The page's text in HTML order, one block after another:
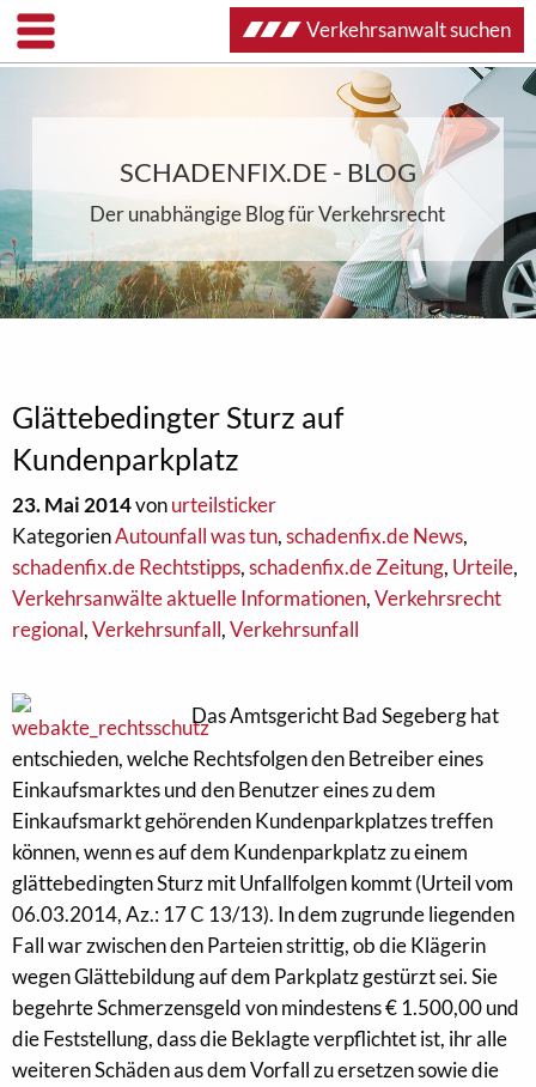
SCHADENFIX.DE - BLOG
Der unabhängige Blog für Verkehrsrecht
Glättebedingter Sturz auf
Kundenparkplatz
23. Mai 2014vonurteilsticker
KategorienAutounfall was tun,schadenfix.de News,
schadenfix.de Rechtstipps,schadenfix.de Zeitung, Urteile,
Verkehrsanwälte aktuelle Informationen,Verkehrsrecht
regional,Verkehrsunfall,Verkehrsunfall
Das Amtsgericht Bad Segeberg hat
entschieden, welche Rechtsfolgen den Betreiber eines
Einkaufsmarktes und den Benutzer eines zu dem
Einkaufsmarkt gehörenden Kundenparkplatzes treffen
können, wenn es auf dem Kundenparkplatz zu einem
glättebedingten Sturz mit Unfallfolgen kommt (Urteil vom
06.03.2014, Az.: 17 C 13/13). In dem zugrunde liegenden
Fall war zwischen den Parteien strittig, ob die Klägerin
wegen Glättebildung auf dem Parkplatz gestürzt sei. Sie
begehrte Schmerzensgeld von mindestens € 1.500,00 und
die Feststellung, dass die Beklagte verpflichtet ist, ihr alle
weiteren Schäden aus dem Vorfall zu ersetzen sowie die
Verkehrsanwalt suchen